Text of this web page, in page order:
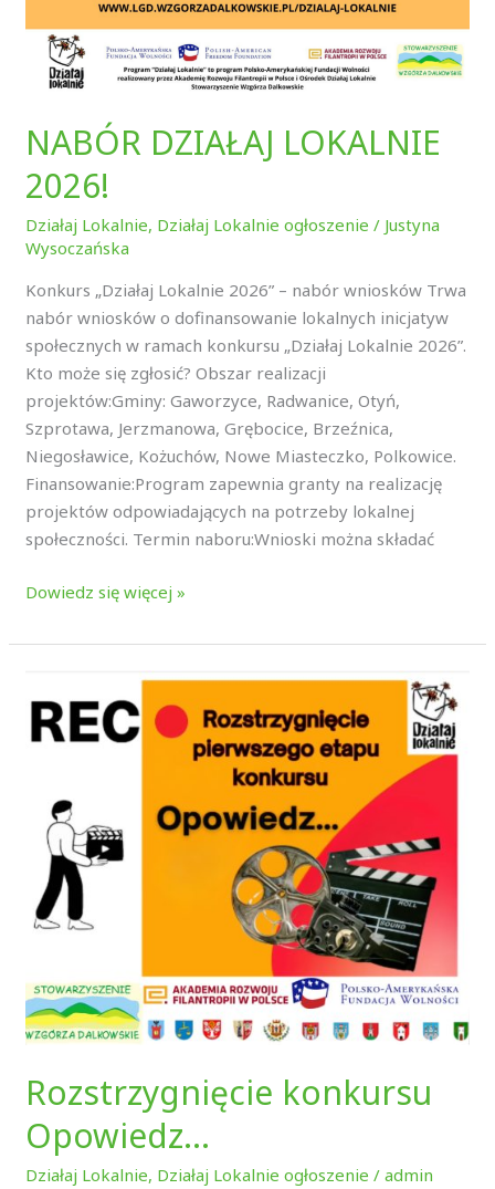
NABÓR DZIAŁAJ LOKALNIE
2026!
Działaj Lokalnie, Działaj Lokalnie ogłoszenie / Justyna
Wysoczańska
Konkurs „Działaj Lokalnie 2026” – nabór wniosków Trwa
nabór wniosków o dofinansowanie lokalnych inicjatyw
społecznych w ramach konkursu „Działaj Lokalnie 2026”.
Kto może się zgłosić? Obszar realizacji
projektów:Gminy: Gaworzyce, Radwanice, Otyń,
Szprotawa, Jerzmanowa, Grębocice, Brzeźnica,
Niegosławice, Kożuchów, Nowe Miasteczko, Polkowice.
Finansowanie:Program zapewnia granty na realizację
projektów odpowiadających na potrzeby lokalnej
społeczności. Termin naboru:Wnioski można składać
Dowiedz się więcej »
Rozstrzygnięcie konkursu
Opowiedz…
Działaj Lokalnie, Działaj Lokalnie ogłoszenie /admin
Rozstrzygnięcie
konkursu
Opowiedz…